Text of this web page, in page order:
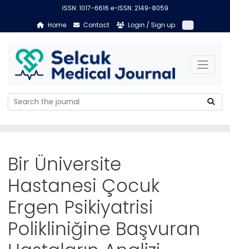
ISSN: 1017-6616 e-ISSN: 2149-8059
Home
Contact Login / Sign up
Bir Üniversite
Hastanesi Çocuk
Ergen Psikiyatrisi
Polikliniğine Başvuran